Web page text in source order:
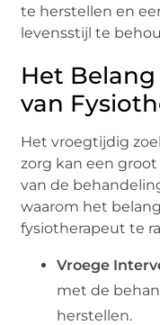
te herstellen en
levensstijl te
Het
van
Het vroegtijdig
zorg kan een
van de
waarom het
fysiotherapeut te
Vroege
met de
herstellen.